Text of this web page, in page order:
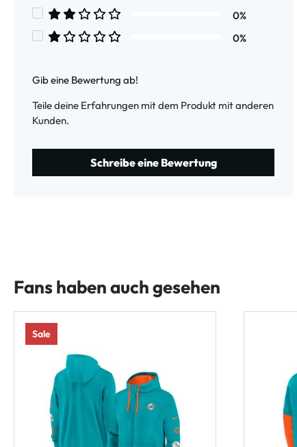
Durchschnittliche Bewertung von 3 von 5 Sternen
Durchschnittliche Bewertung von 2 von 5 Sternen
0%
0%
Gib eine Bewertung ab!
Teile deine Erfahrungen mit dem Produkt mit anderen
Kunden.
Schreibe eine Bewertung
Fans haben auch gesehen
Sale